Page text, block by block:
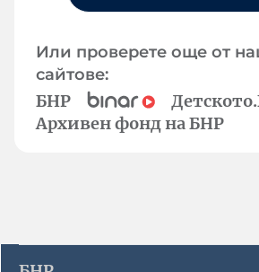
Или проверете още от
сайтове:
БНР
Архивен фонд на БНР